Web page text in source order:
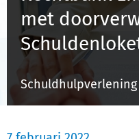
met
Schuldhulpverlening